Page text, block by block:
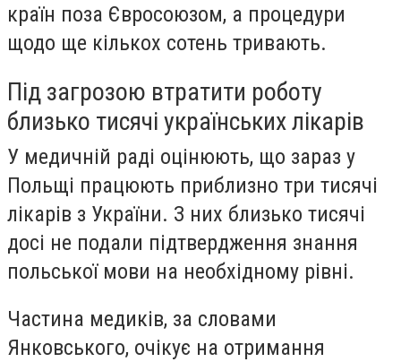
країн поза Євросоюзом, а процедури
щодо ще кількох сотень тривають.
Під загрозою втратити роботу
близько тисячі українських лікарів
У медичній раді оцінюють, що зараз у
Польщі працюють приблизно три тисячі
лікарів з України. З них близько тисячі
досі не подали підтвердження знання
польської мови на необхідному рівні.
Частина медиків, за словами
Янковського, очікує на отримання